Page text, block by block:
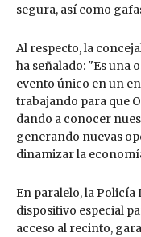
segura, así como
Al respecto, la
ha señalado: "Es una
evento único en un
trabajando para que
dando a conocer
generando nuevas
dinamizar la
En paralelo, la Policía
dispositivo especial
acceso al recinto,